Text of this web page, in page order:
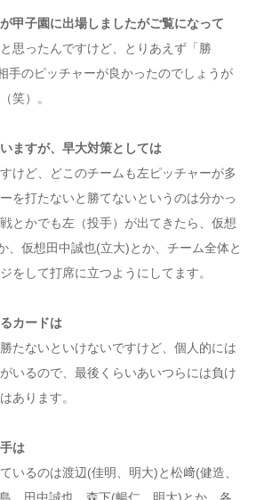
甲子園に出場しましたがご覧になって
思ったんですけど、とりあえず「勝
手のピッチャーが良かったのでしょうが
笑）。
ますが、早大対策としては
けど、どこのチームも左ピッチャーが多
を打たないと勝てないというのは分かっ
とかでも左（投手）が出てきたら、仮想
、仮想田中誠也(立大)とか、チーム全体と
をして打席に立つようにしてます。
カードは
たないといけないですけど、個人的には
いるので、最後くらいあいつらには負け
あります。
は
いるのは渡辺(佳明、明大)と松﨑(健造、
、田中誠也、森下(暢仁、明大)とか、各